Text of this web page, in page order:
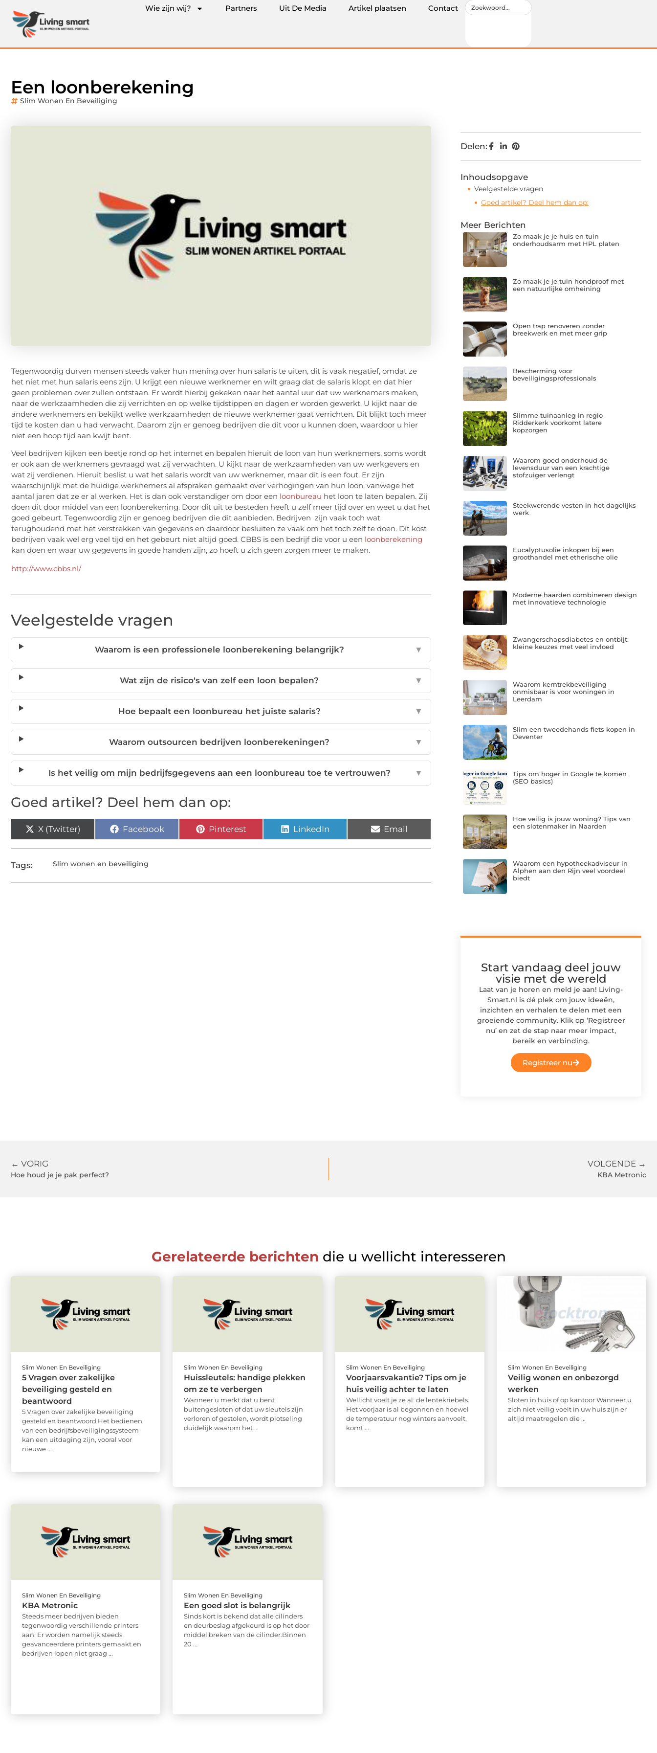
Wie zijn wij? Partners Uit De Media Artikel plaatsen Contact
Een loonberekening
Slim Wonen En Beveiliging
Tegenwoordig durven mensen steeds vaker hun mening over hun salaris te uiten, dit is vaak negatief, omdat ze
het niet met hun salaris eens zijn. U krijgt een nieuwe werknemer en wilt graag dat de salaris klopt en dat hier
geen problemen over zullen ontstaan. Er wordt hierbij gekeken naar het aantal uur dat uw werknemers maken,
naar de werkzaamheden die zij verrichten en op welke tijdstippen en dagen er worden gewerkt. U kijkt naar de
andere werknemers en bekijkt welke werkzaamheden de nieuwe werknemer gaat verrichten. Dit blijkt toch meer
tijd te kosten dan u had verwacht. Daarom zijn er genoeg bedrijven die dit voor u kunnen doen, waardoor u hier
niet een hoop tijd aan kwijt bent.
Veel bedrijven kijken een beetje rond op het internet en bepalen hieruit de loon van hun werknemers, soms wordt
er ook aan de werknemers gevraagd wat zij verwachten. U kijkt naar de werkzaamheden van uw werkgevers en
wat zij verdienen. Hieruit beslist u wat het salaris wordt van uw werknemer, maar dit is een fout. Er zijn
waarschijnlijk met de huidige werknemers al afspraken gemaakt over verhogingen van hun loon, vanwege het
aantal jaren dat ze er al werken. Het is dan ook verstandiger om door een loonbureau het loon te laten bepalen. Zij
doen dit door middel van een loonberekening. Door dit uit te besteden heeft u zelf meer tijd over en weet u dat het
goed gebeurt. Tegenwoordig zijn er genoeg bedrijven die dit aanbieden. Bedrijven zijn vaak toch wat
terughoudend met het verstrekken van gegevens en daardoor besluiten ze vaak om het toch zelf te doen. Dit kost
bedrijven vaak wel erg veel tijd en het gebeurt niet altijd goed. CBBS is een bedrijf die voor u een loonberekening
kan doen en waar uw gegevens in goede handen zijn, zo hoeft u zich geen zorgen meer te maken.
http://www.cbbs.nl/
Veelgestelde vragen
Waarom is een professionele loonberekening belangrijk? ▼
Wat zijn de risico's van zelf een loon bepalen? ▼
Hoe bepaalt een loonbureau het juiste salaris? ▼
Waarom outsourcen bedrijven loonberekeningen? ▼
Is het veilig om mijn bedrijfsgegevens aan een loonbureau toe te vertrouwen? ▼
Goed artikel? Deel hem dan op:
X (Twitter) Facebook Pinterest LinkedIn Email
Tags: Slim wonen en beveiliging
Delen:
Inhoudsopgave
Veelgestelde vragen
Goed artikel? Deel hem dan op:
Meer Berichten
Zo maak je je huis en tuin
onderhoudsarm met HPL platen
Zo maak je je tuin hondproof met
een natuurlijke omheining
Open trap renoveren zonder
breekwerk en met meer grip
Bescherming voor
beveiligingsprofessionals
Slimme tuinaanleg in regio
Ridderkerk voorkomt latere
kopzorgen
Waarom goed onderhoud de
levensduur van een krachtige
stofzuiger verlengt
Steekwerende vesten in het dagelijks
werk
Eucalyptusolie inkopen bij een
groothandel met etherische olie
Moderne haarden combineren design
met innovatieve technologie
Zwangerschapsdiabetes en ontbijt:
kleine keuzes met veel invloed
Waarom kerntrekbeveiliging
onmisbaar is voor woningen in
Leerdam
Slim een tweedehands fiets kopen in
Deventer
Tips om hoger in Google te komen
(SEO basics)
Hoe veilig is jouw woning? Tips van
een slotenmaker in Naarden
Waarom een hypotheekadviseur in
Alphen aan den Rijn veel voordeel
biedt
Start vandaag deel jouw
visie met de wereld
Laat van je horen en meld je aan! Living-
Smart.nl is dé plek om jouw ideeën,
inzichten en verhalen te delen met een
groeiende community. Klik op ‘Registreer
nu’ en zet de stap naar meer impact,
bereik en verbinding.
Registreer nu
← VORIG
Hoe houd je je pak perfect?
VOLGENDE →
KBA Metronic
Gerelateerde berichten die u wellicht interesseren
Slim Wonen En Beveiliging
5 Vragen over zakelijke
beveiliging gesteld en
beantwoord
5 Vragen over zakelijke beveiliging
gesteld en beantwoord Het bedienen
van een bedrijfsbeveiligingssysteem
kan een uitdaging zijn, vooral voor
nieuwe ...
Slim Wonen En Beveiliging
Huissleutels: handige plekken
om ze te verbergen
Wanneer u merkt dat u bent
buitengesloten of dat uw sleutels zijn
verloren of gestolen, wordt plotseling
duidelijk waarom het ...
Slim Wonen En Beveiliging
Voorjaarsvakantie? Tips om je
huis veilig achter te laten
Wellicht voelt je ze al: de lentekriebels.
Het voorjaar is al begonnen en hoewel
de temperatuur nog winters aanvoelt,
komt ...
Slim Wonen En Beveiliging
Veilig wonen en onbezorgd
werken
Sloten in huis of op kantoor Wanneer u
zich niet veilig voelt in uw huis zijn er
altijd maatregelen die ...
Slim Wonen En Beveiliging
KBA Metronic
Steeds meer bedrijven bieden
tegenwoordig verschillende printers
aan. Er worden namelijk steeds
geavanceerdere printers gemaakt en
bedrijven lopen niet graag ...
Slim Wonen En Beveiliging
Een goed slot is belangrijk
Sinds kort is bekend dat alle cilinders
en deurbeslag afgekeurd is op het door
middel breken van de cilinder.Binnen
20 ...